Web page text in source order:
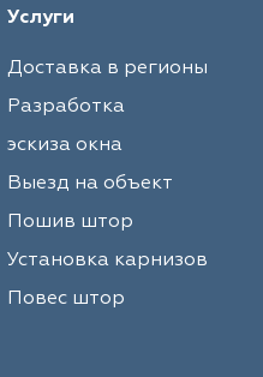
Услуги
Доставка в регионы
Разработка
эскиза окна
Выезд на объект
Пошив штор
Установка карнизов
Повес штор